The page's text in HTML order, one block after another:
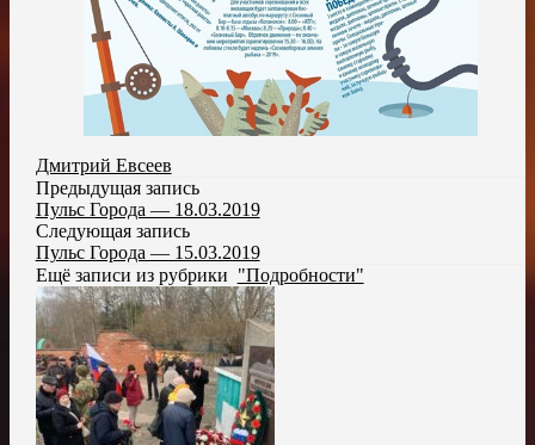
Дмитрий Евсеев
Предыдущая запись
Пульс Города — 18.03.2019
Следующая запись
Пульс Города — 15.03.2019
Ещё записи из рубрики "Подробности"